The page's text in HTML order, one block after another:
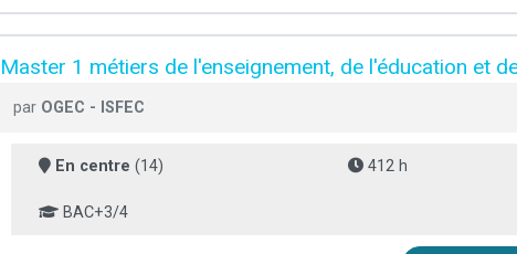
Master 1 métiers de l'enseignement, de l'éducation et
par OGEC - ISFEC
En centre (14) 412 h
BAC+3/4